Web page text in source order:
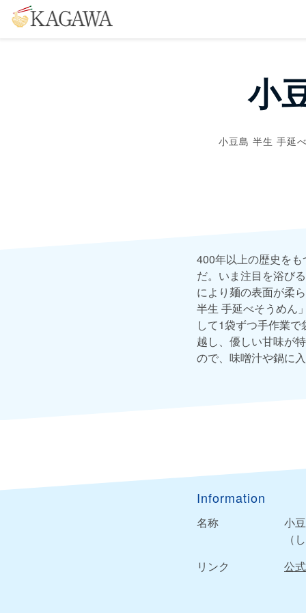
小
小豆島 半生 手延
400年以上の歴史を
だ。いま注目を浴び
により麺の表面が柔
半生 手延べそうめん
して1袋ずつ手作業
越し、優しい甘味が
ので、味噌汁や鍋に
Information
名称
小
（
リンク
公